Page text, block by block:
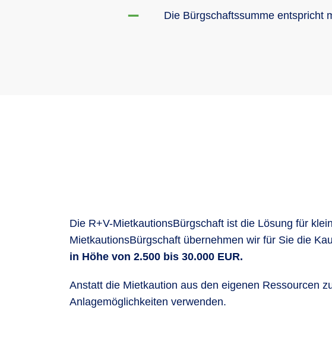
Die Bürgschaftssumme entspricht
Die R+V-MietkautionsBürgschaft ist die Lösung für
MietkautionsBürgschaft übernehmen wir für Sie die
in Höhe von 2.500 bis 30.000 EUR.
Anstatt die Mietkaution aus den eigenen Ressourcen
Anlagemöglichkeiten verwenden.